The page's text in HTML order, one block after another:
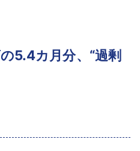
5.4カ月分、“過剰